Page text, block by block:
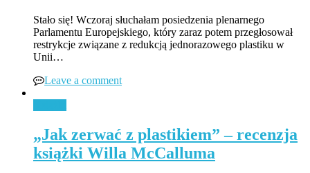
Stało się! Wczoraj słuchałam posiedzenia plenarnego
Parlamentu Europejskiego, który zaraz potem przegłosował
restrykcje związane z redukcją jednorazowego plastiku w
Unii…
Leave a comment
„Jak zerwać z plastikiem” – recenzja
książki Willa McCalluma